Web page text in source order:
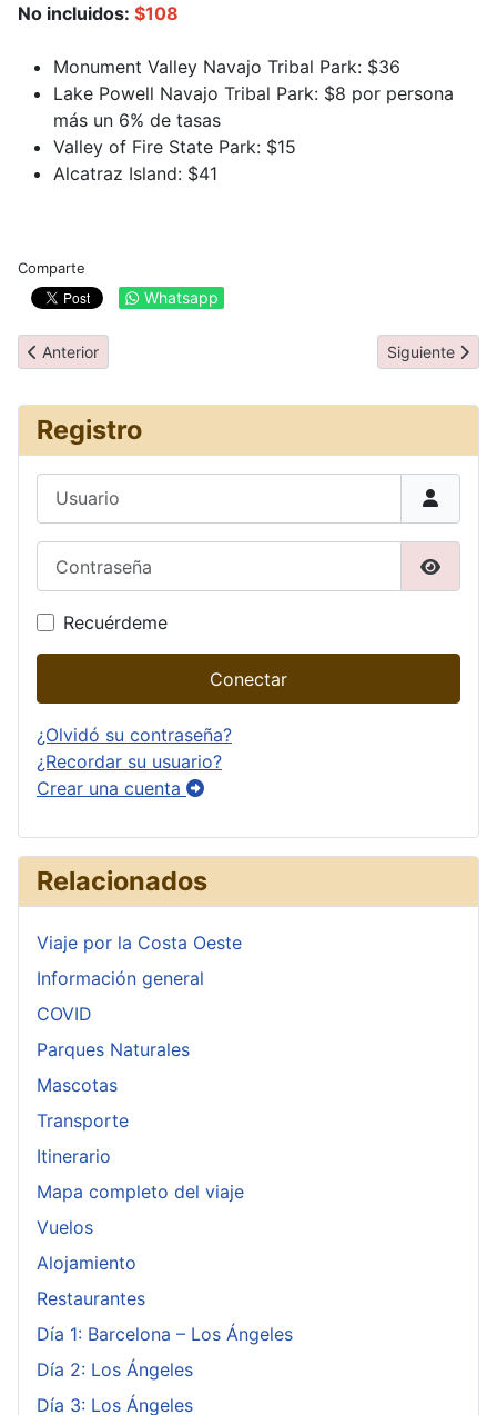
No incluidos: $108
Monument Valley Navajo Tribal Park: $36
Lake Powell Navajo Tribal Park: $8 por persona
más un 6% de tasas
Valley of Fire State Park: $15
Alcatraz Island: $41
Comparte
Whatsapp
Artículo anterior: COVID
Anterior Artículo
Siguiente
Registro
Recuérdeme
Conectar
¿Olvidó su contraseña?
¿Recordar su usuario?
Crear una cuenta
Relacionados
Viaje por la Costa Oeste
Información general
COVID
Parques Naturales
Mascotas
Transporte
Itinerario
Mapa completo del viaje
Vuelos
Alojamiento
Restaurantes
Día 1: Barcelona – Los Ángeles
Día 2: Los Ángeles
Día 3: Los Ángeles